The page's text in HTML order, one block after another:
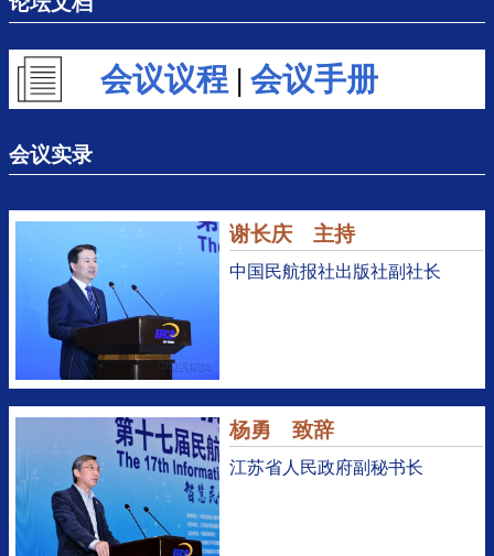
会议议程 | 会议手册
会议实录
谢长庆 主持
中国民航报社出版社副社长
杨勇 致辞
江苏省人民政府副秘书长